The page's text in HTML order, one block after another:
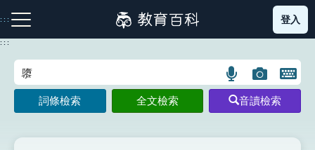
到
主
:::
注音索引圖示 筆畫索引圖示 部首索引表圖示
登入
:::
語
言
搜
圖
片
搜
開
鍵
圖
詞條檢索 全文檢索 音讀檢索